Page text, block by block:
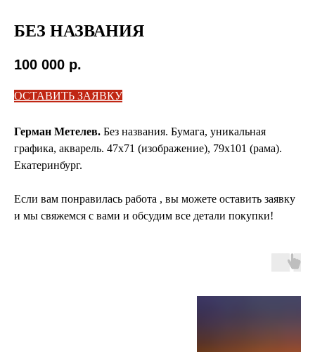
БЕЗ НАЗВАНИЯ
100 000 р.
ОСТАВИТЬ ЗАЯВКУ
Герман Метелев. Без названия. Бумага, уникальная
графика, акварель. 47х71 (изображение), 79х101 (рама).
Екатеринбург.
Если вам понравилась работа , вы можете оставить заявку
и мы свяжемся с вами и обсудим все детали покупки!